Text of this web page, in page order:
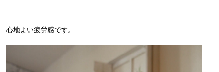
心地よい疲労感です。